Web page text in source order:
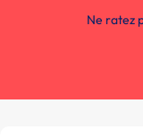
Ne ratez